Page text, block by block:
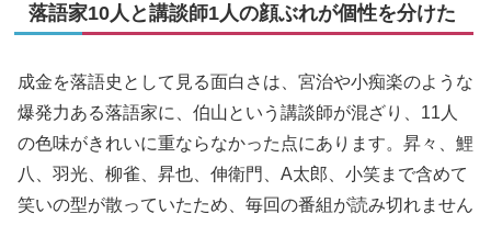
落語家10人と講談師1人の顔ぶれが個性を分けた
成金を落語史として見る面白さは、宮治や小痴楽のような
爆発力ある落語家に、伯山という講談師が混ざり、11人
の色味がきれいに重ならなかった点にあります。昇々、鯉
八、羽光、柳雀、昇也、伸衛門、A太郎、小笑まで含めて
笑いの型が散っていたため、毎回の番組が読み切れません